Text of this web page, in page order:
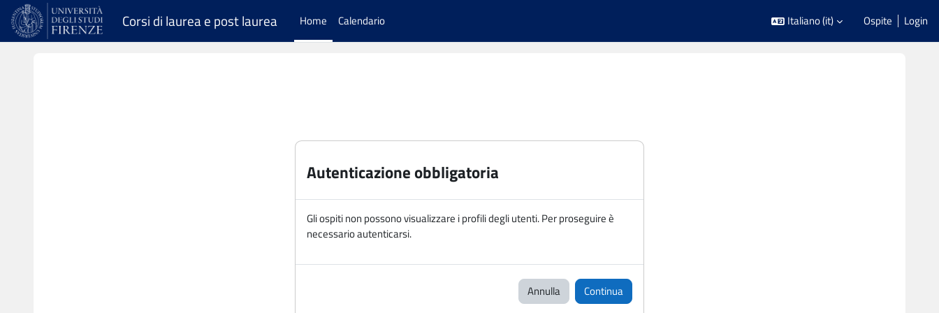
Vai al contenuto principale
Corsi di laurea e post laurea Home Calendario Italiano ‎(it)‎ Ospite Login
Autenticazione obbligatoria
Gli ospiti non possono visualizzare i profili degli utenti. Per proseguire è
necessario autenticarsi.
Annulla Continua